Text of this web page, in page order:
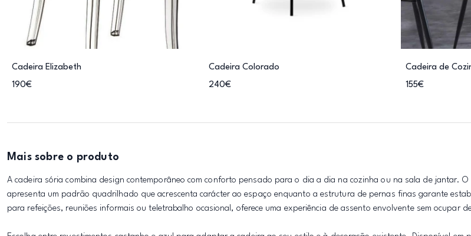
Cadeira Elizabeth
190€
Cadeira Colorado
240€
Cadeira de
155€
Mais sobre o produto
A cadeira sória combina design contemporâneo com conforto pensado para o dia a dia na cozinha ou na sala de jantar. O
apresenta um padrão quadrilhado que acrescenta carácter ao espaço enquanto a estrutura de pernas finas garante
para refeições, reuniões informais ou teletrabalho ocasional, oferece uma experiência de assento envolvente sem ocupar